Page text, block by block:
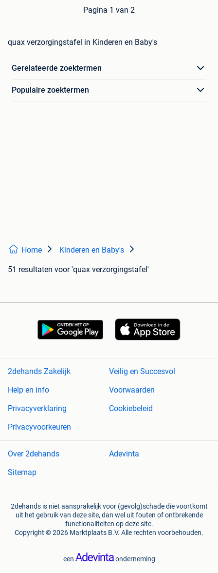
Pagina 1 van 2
quax verzorgingstafel in Kinderen en Baby's
Gerelateerde zoektermen
Populaire zoektermen
Home Kinderen en Baby's
51 resultaten voor 'quax verzorgingstafel'
2dehands Zakelijk
Veilig en Succesvol
Help en info
Voorwaarden
Privacyverklaring
Cookiebeleid
Privacyvoorkeuren
Over 2dehands
Adevinta
Sitemap
2dehands is niet aansprakelijk voor (gevolg)schade die voortkomt
uit het gebruik van deze site, dan wel uit fouten of ontbrekende
functionaliteiten op deze site.
Copyright © 2026 Marktplaats B.V. Alle rechten voorbehouden.
een onderneming